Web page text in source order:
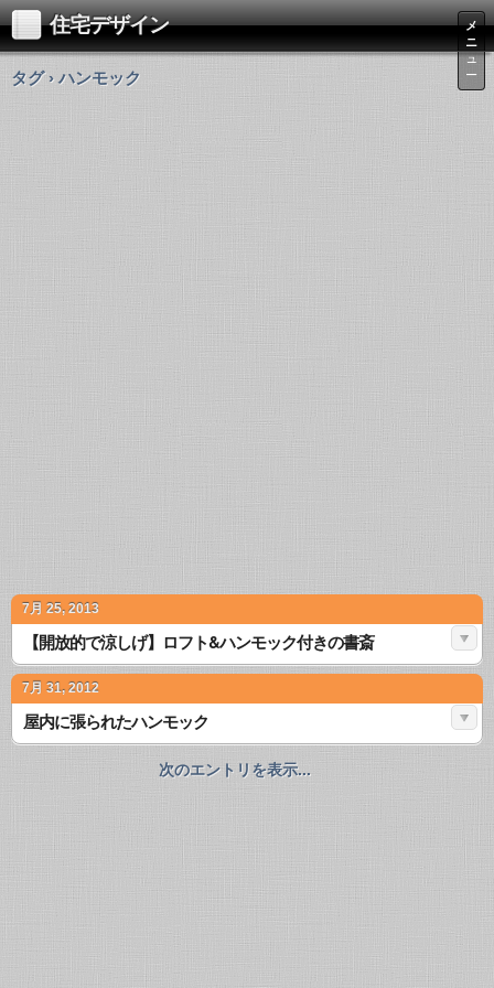
住宅デザイン
メ
ニ
ュ
ー
タグ › ハンモック
7月 25, 2013
【開放的で涼しげ】ロフト&ハンモック付きの書斎
7月 31, 2012
屋内に張られたハンモック
次のエントリを表示...